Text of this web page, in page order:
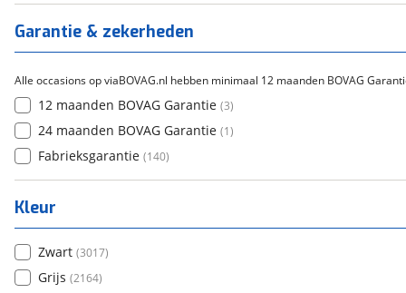
Garantie & zekerheden
Alle occasions op viaBOVAG.nl hebben minimaal 12 maanden BOVAG
12 maanden BOVAG Garantie (3)
24 maanden BOVAG Garantie (1)
Fabrieksgarantie (140)
Kleur
Zwart (3017)
Grijs (2164)